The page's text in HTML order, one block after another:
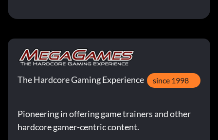
The Hardcore Gaming Experience since 1998
Pioneering in offering game trainers and other
hardcore gamer-centric content.